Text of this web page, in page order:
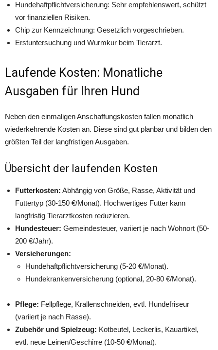
Hundehaftpflichtversicherung: Sehr empfehlenswert, schützt
vor finanziellen Risiken.
Chip zur Kennzeichnung: Gesetzlich vorgeschrieben.
Erstuntersuchung und Wurmkur beim Tierarzt.
Laufende Kosten: Monatliche
Ausgaben für Ihren Hund
Neben den einmaligen Anschaffungskosten fallen monatlich
wiederkehrende Kosten an. Diese sind gut planbar und bilden den
größten Teil der langfristigen Ausgaben.
Übersicht der laufenden Kosten
Futterkosten: Abhängig von Größe, Rasse, Aktivität und
Futtertyp (30-150 €/Monat). Hochwertiges Futter kann
langfristig Tierarztkosten reduzieren.
Hundesteuer: Gemeindesteuer, variiert je nach Wohnort (50-
200 €/Jahr).
Versicherungen:
Hundehaftpflichtversicherung (5-20 €/Monat).
Hundekrankenversicherung (optional, 20-80 €/Monat).
Pflege: Fellpflege, Krallenschneiden, evtl. Hundefriseur
(variiert je nach Rasse).
Zubehör und Spielzeug: Kotbeutel, Leckerlis, Kauartikel,
evtl. neue Leinen/Geschirre (10-50 €/Monat).